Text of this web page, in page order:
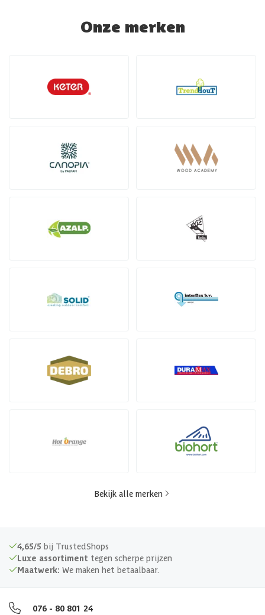
Onze merken
Bekijk alle merken
4,65/5 bij TrustedShops
Luxe assortiment tegen scherpe prijzen
Maatwerk: We maken het betaalbaar.
076 - 80 801 24